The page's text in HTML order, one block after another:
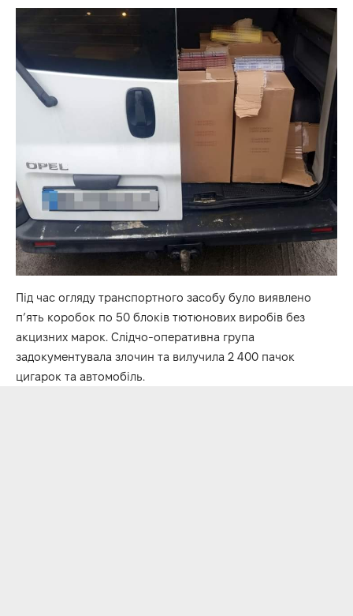
Під час огляду транспортного засобу було виявлено
п’ять коробок по 50 блоків тютюнових виробів без
акцизних марок. Слідчо-оперативна група
задокументувала злочин та вилучила 2 400 пачок
цигарок та автомобіль.